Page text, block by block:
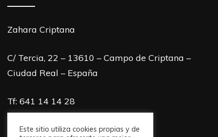
Zahara Criptana
C/ Tercia, 22 – 13610 – Campo de Criptana –
Ciudad Real – España
Tf: 641 14 14 28
info@zaharacriptana.com
Este sitio utiliza cookies propias y de